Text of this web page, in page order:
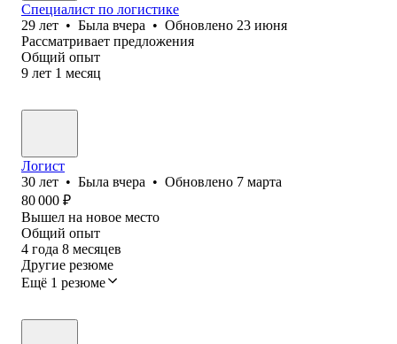
Специалист по логистике
29 лет • Была вчера • Обновлено 23 июня
Рассматривает предложения
Общий опыт
9 лет 1 месяц
Логист
30 лет • Была вчера • Обновлено 7 марта
80 000 ₽
Вышел на новое место
Общий опыт
4 года 8 месяцев
Другие резюме
Ещё 1 резюме